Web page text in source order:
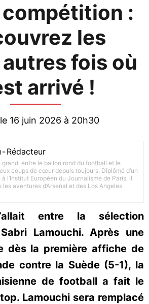
:
les
fois où
arrivé !
16 juin 2026 à 20h30
-Rédacteur
grandi entre le ballon rond du football et le
coups de cœur depuis toujours. Diplômé d’un
l’Institut Européen du Journalisme de Paris, il
aventures d’Arsenal et des Los Angeles
entre la sélection
Lamouchi. Après une
dès la première affiche de
contre la Suède (5-1), la
de football a fait le
Lamouchi sera remplacé